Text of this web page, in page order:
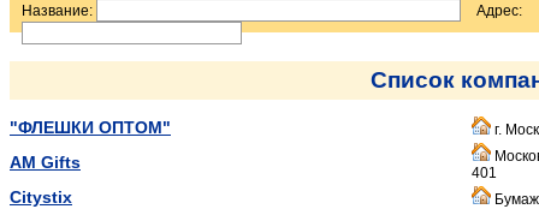
Название: Адрес:
Список
"ФЛЕШКИ ОПТОМ" г.
AM Gifts
401
Citystix